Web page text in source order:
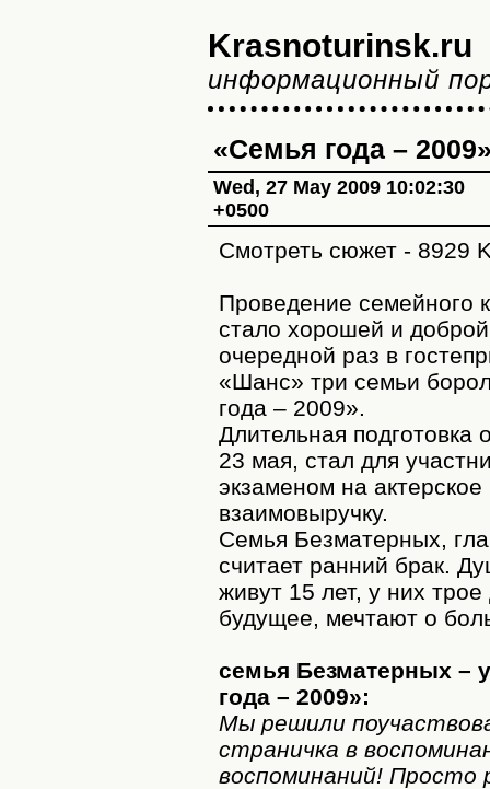
Krasnoturinsk.ru
информационный
«Семья года –
Wed, 27 May 2009 10:02:30
+0500
Смотреть сюжет - 8929
Проведение семейного
стало хорошей и
очередной раз в
«Шанс» три семьи
года – 2009».
Длительная подготовка
23 мая, стал для
экзаменом на
взаимовыручку.
Семья Безматерных,
считает ранний брак.
живут 15 лет, у них
будущее, мечтают о
семья Безматерных –
года – 2009»:
Мы решили
страничка в
воспоминаний! Просто